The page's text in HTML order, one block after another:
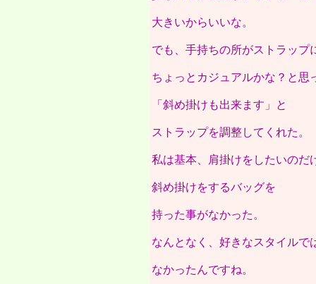
大きいからいいな。
でも、手持ちの所がストラップ
ちょっとカジュアルかな？と思
「斜め掛けも出来ます」と
ストラップを調整してくれた。
私は基本、肩掛けをしたいのだ
斜め掛けをするバッグを
持った事がなかった。
なんとなく、好きなスタイルで
なかったんですね。